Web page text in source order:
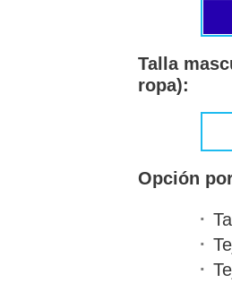
Talla
ropa):
Opción